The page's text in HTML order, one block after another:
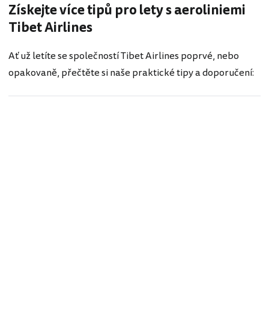
Získejte více tipů pro lety s aeroliniemi
Tibet Airlines
Ať už letíte se společností Tibet Airlines poprvé, nebo
opakovaně, přečtěte si naše praktické tipy a doporučení: